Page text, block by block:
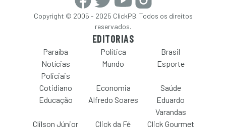
Copyright © 2005 - 2025 ClickPB. Todos os direitos
reservados.
EDITORIAS
Paraíba Política
Brasil
Notícias
Policiais
Mundo Esporte
Cotidiano Economia
Saúde
Educação
Alfredo Soares
Eduardo
Varandas
Clilson Júnior
Click da Fé Click Gourmet